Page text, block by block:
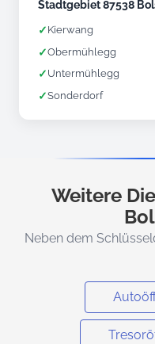
Stadtgebiet 87538
✓ Kierwang
✓Obermühlegg
✓ Untermühlegg
✓Sonderdorf
Weitere
Neben dem